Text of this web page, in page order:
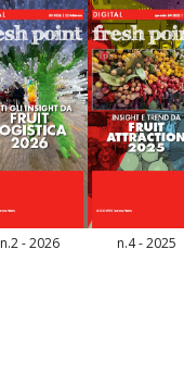
n.2 - 2026 n.4 - 2025